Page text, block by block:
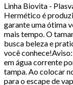
Linha Biovita -
Hermético é
garante uma ótima
mais tempo. O
busca beleza e
você
em água corrente
tampa. Ao colocar
para o escape de